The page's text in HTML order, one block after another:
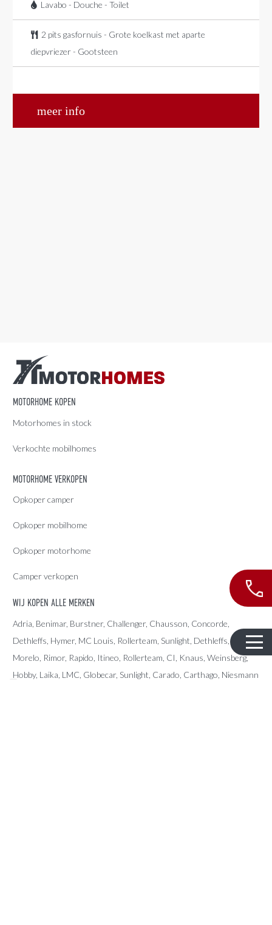
Lavabo - Douche - Toilet
2 pits gasfornuis - Grote koelkast met aparte
diepvriezer - Gootsteen
meer info
MOTORHOME KOPEN
Motorhomes in stock
Verkochte mobilhomes
MOTORHOME VERKOPEN
Opkoper camper
Opkoper mobilhome
Opkoper motorhome
Camper verkopen
WIJ KOPEN ALLE MERKEN
Adria , Benimar, Burstner, Challenger, Chausson, Concorde,
Dethleffs Hymer, MC Louis , Rollerteam, Sunlight, Dethleffs,
Morelo, Rimor, Rapido, Itineo, Rollerteam, CI, Knaus, Weinsberg,
Hobby, Laika, LMC, Globecar, Sunlight, Carado, Carthago, Niesmann